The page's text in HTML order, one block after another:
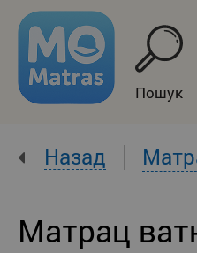
Пошук
Назад
Матрац